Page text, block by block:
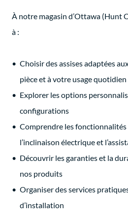
À notre magasin d’Ottawa (Hunt
à :
Choisir des assises adaptées
pièce et à votre usage quotidien
Explorer les options
configurations
Comprendre les
l’inclinaison électrique et
Découvrir les garanties et la
nos produits
Organiser des services
d’installation